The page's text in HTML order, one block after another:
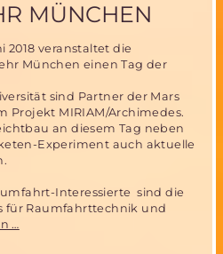
All
MÜNCHEN
2018 veranstaltet die
München einen Tag der
sind Partner der Mars
Projekt MIRIAM/Archimedes.
an diesem Tag neben
Experiment auch aktuelle
Interessierte sind die
für Raumfahrttechnik und
…